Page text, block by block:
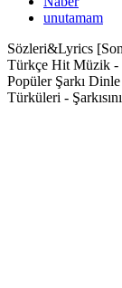
unutamam
Sözleri&Lyrics
Türkçe Hit Müzik -
Popüler Şarkı
Türküleri -